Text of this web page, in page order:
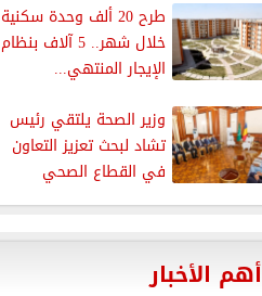
طرح 20 ألف وحدة سكنية
خلال شهر.. 5 آلاف بنظام
الإيجار المنتهي...
وزير الصحة يلتقي رئيس
تشاد لبحث تعزيز التعاون
في القطاع الصحي
أهم الأخبار